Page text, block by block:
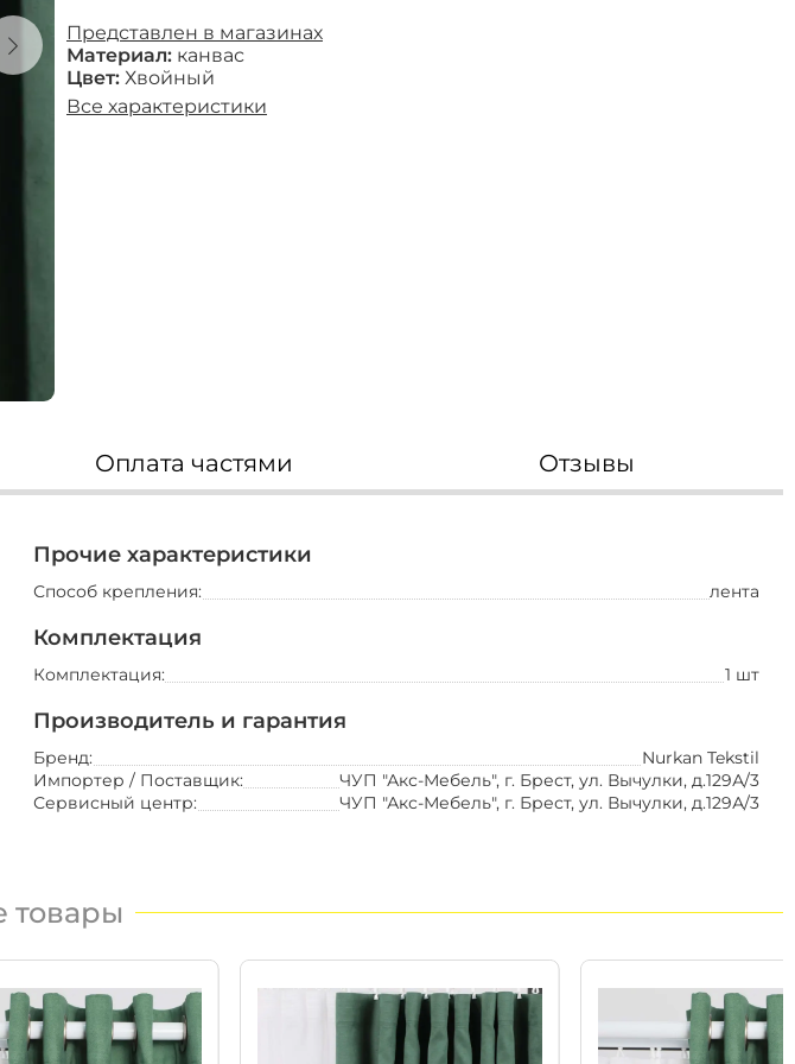
Свет
светильники
торшеры
настольные лампы
аксессуары для ванной
стеллажи, этажерки
мебель и аксессуары из
бамбука
Материал: канвас
Цвет: Хвойный
Все характеристики
Представлен в магазинах
Оплата частями Отзывы
Прочие характеристики
Способ крепления: лента
Комплектация
Комплектация: 1 шт
Производитель и гарантия
Бренд:
Nurkan Tekstil
Импортер / Поставщик:
ЧУП "Акс-Мебель", г. Брест, ул. Вычулки, д.129А/3
Сервисный центр:
ЧУП "Акс-Мебель", г. Брест, ул. Вычулки, д.129А/3